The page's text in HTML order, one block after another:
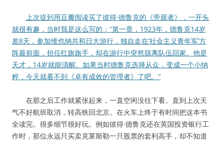
上次提到用豆瓣阅读买了彼得·德鲁克的《旁观者》，一开头
就很有趣，当时我是这么写的：“第一章，1923年，德鲁克14岁
差8天，参加维也纳共和日大游行，独自走在‘社会主义青年军’方
阵最前面，担任红旗旗手，却在游行中突然脱离队伍回家。他是
天才，14岁就能清醒。如果当时德鲁克选择从众，变成一个小纳
粹，今天就看不到《卓有成效的管理者》了吧。”
在那之后工作就紧张起来，一直空闲没往下看。直到上次天
气不好航班取消，转高铁回北京。在火车上终于有时间把这本书
全读完。很多细节很好玩。例如彼得·德鲁克还在英国投资银行工
作时，那位永远只买卖克莱斯勒一只股票的套利高手，却不知道